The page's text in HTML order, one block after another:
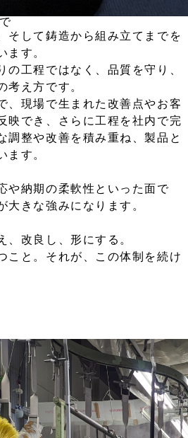
そして鋳造から組み立てまでを
ます。
の工程ではなく、品質を守り、
考え方です。
、現場で生まれた改善点やお客
映でき、さらに工程を社内で完
調整や改善を積み重ね、製品と
ます。
や納期の柔軟性といった面で
大きな強みになります。
、改良し、形にする。
こと。それが、この体制を続け